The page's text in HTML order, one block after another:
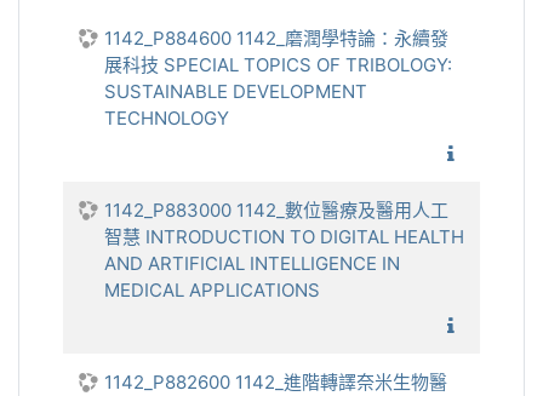
1142_P884600 1142_磨潤學特論：永續發
展科技 SPECIAL TOPICS OF TRIBOLOGY:
SUSTAINABLE DEVELOPMENT
TECHNOLOGY
1142_P883000 1142_數位醫療及醫用人工
智慧 INTRODUCTION TO DIGITAL HEALTH
AND ARTIFICIAL INTELLIGENCE IN
MEDICAL APPLICATIONS
1142_P882600 1142_進階轉譯奈米生物醫